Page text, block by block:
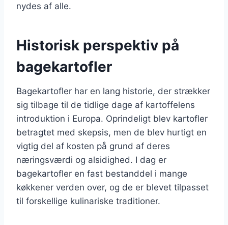
nydes af alle.
Historisk perspektiv på
bagekartofler
Bagekartofler har en lang historie, der strækker
sig tilbage til de tidlige dage af kartoffelens
introduktion i Europa. Oprindeligt blev kartofler
betragtet med skepsis, men de blev hurtigt en
vigtig del af kosten på grund af deres
næringsværdi og alsidighed. I dag er
bagekartofler en fast bestanddel i mange
køkkener verden over, og de er blevet tilpasset
til forskellige kulinariske traditioner.